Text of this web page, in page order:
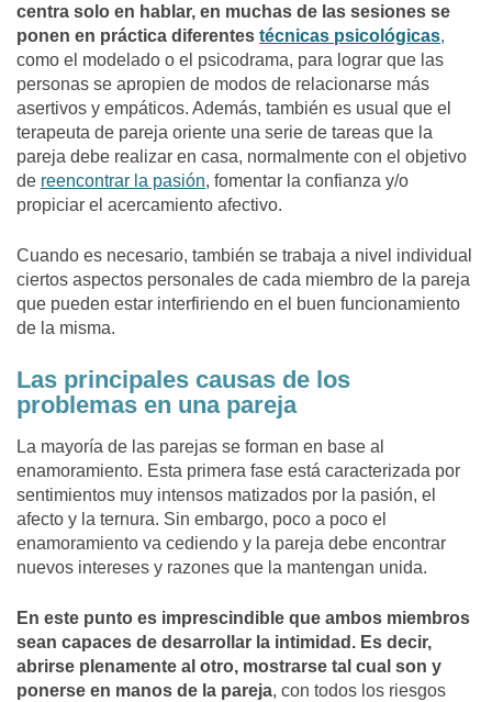
centra solo en hablar, en muchas de las sesiones se
ponen en práctica diferentes técnicas psicológicas,
como el modelado o el psicodrama, para lograr que las
personas se apropien de modos de relacionarse más
asertivos y empáticos. Además, también es usual que el
terapeuta de pareja oriente una serie de tareas que la
pareja debe realizar en casa, normalmente con el objetivo
de reencontrar la pasión, fomentar la confianza y/o
propiciar el acercamiento afectivo.
Cuando es necesario, también se trabaja a nivel individual
ciertos aspectos personales de cada miembro de la pareja
que pueden estar interfiriendo en el buen funcionamiento
de la misma.
Las principales causas de los
problemas en una pareja
La mayoría de las parejas se forman en base al
enamoramiento. Esta primera fase está caracterizada por
sentimientos muy intensos matizados por la pasión, el
afecto y la ternura. Sin embargo, poco a poco el
enamoramiento va cediendo y la pareja debe encontrar
nuevos intereses y razones que la mantengan unida.
En este punto es imprescindible que ambos miembros
sean capaces de desarrollar la intimidad. Es decir,
abrirse plenamente al otro, mostrarse tal cual son y
ponerse en manos de la pareja, con todos los riesgos